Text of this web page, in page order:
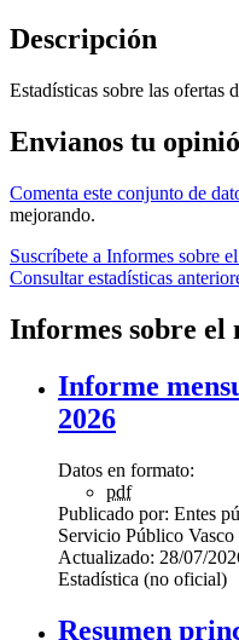
Descripción
Estadísticas sobre las ofertas
Envianos tu
Comenta este conjunto de
mejorando.
Suscríbete a Informes sobre
Consultar estadísticas
Informes sobre el
Informe
2026
Datos en formato:
pdf
Publicado por: Entes
Servicio Público
Actualizado: 28/07/
Estadística (no oficial)
Resumen